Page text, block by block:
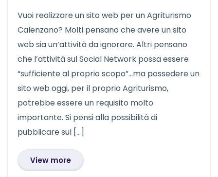
Vuoi realizzare un sito web per un Agriturismo
Calenzano? Molti pensano che avere un sito
web sia un’attività da ignorare. Altri pensano
che l’attività sul Social Network possa essere
“sufficiente al proprio scopo”…ma possedere un
sito web oggi, per il proprio Agriturismo,
potrebbe essere un requisito molto
importante. Si pensi alla possibilità di
pubblicare sul […]
View more